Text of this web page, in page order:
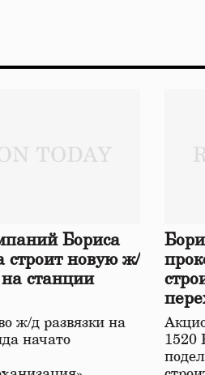
Бориса
строит новую ж/
станции
ж/д развязки на
начато
1520